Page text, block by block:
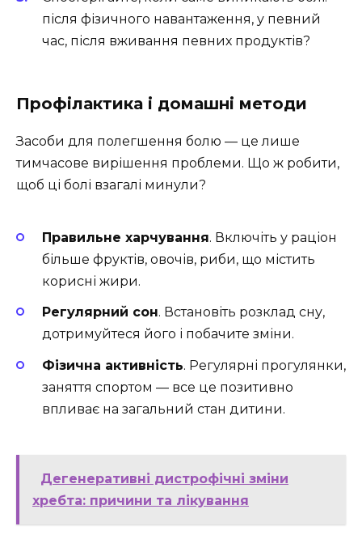
після фізичного навантаження, у певний
час, після вживання певних продуктів?
Профілактика і домашні методи
Засоби для полегшення болю — це лише
тимчасове вирішення проблеми. Що ж робити,
щоб ці болі взагалі минули?
Правильне харчування. Включіть у раціон
більше фруктів, овочів, риби, що містить
корисні жири.
Регулярний сон. Встановіть розклад сну,
дотримуйтеся його і побачите зміни.
Фізична активність. Регулярні прогулянки,
заняття спортом — все це позитивно
впливає на загальний стан дитини.
Дегенеративні дистрофічні зміни
хребта: причини та лікування